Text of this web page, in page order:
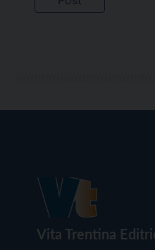
Vita Trentina